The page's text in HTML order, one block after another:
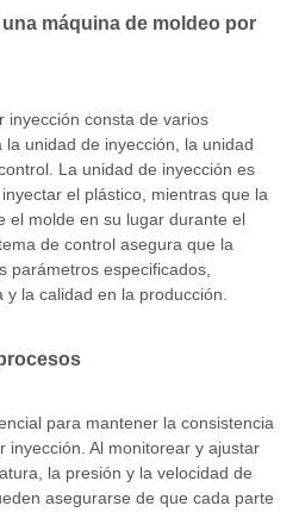
máquina de moldeo por
inyección consta de varios
unidad de inyección, la unidad
La unidad de inyección es
el plástico, mientras que la
el molde en su lugar durante el
de control asegura que la
parámetros especificados,
la calidad en la producción.
para mantener la consistencia
inyección. Al monitorear y ajustar
la presión y la velocidad de
asegurarse de que cada parte